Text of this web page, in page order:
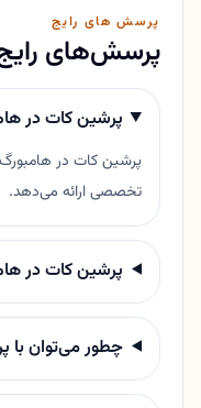
پرسش های رایج
پرسش‌های
پرشین کات در
پرشین کات در
تخصصی ارائه می‌دهد.
پرشین کات در
چطور می‌توان